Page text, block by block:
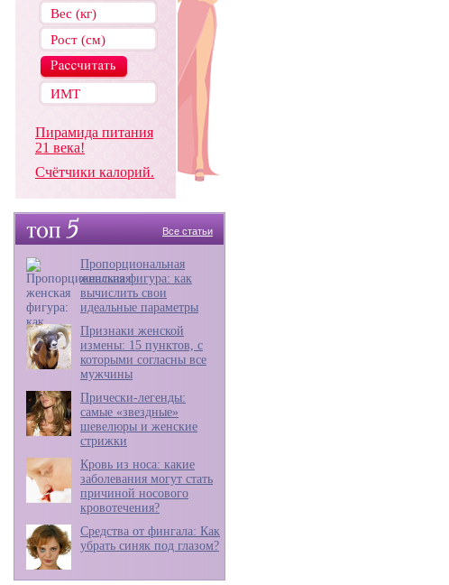
Пирамида питания
21 века!
Счётчики калорий.
Все статьи
Пропорциональная
женская фигура: как
вычислить свои
идеальные параметры
Признаки женской
измены: 15 пунктов, с
которыми согласны все
мужчины
Прически-легенды:
самые «звездные»
шевелюры и женские
стрижки
Кровь из носа: какие
заболевания могут стать
причиной носового
кровотечения?
Средства от фингала: Как
убрать синяк под глазом?